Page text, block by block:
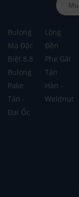
Bulong
Mạ Đặc
Biệt 8.8
Bulong
Pake
Tán -
Đai Ốc
Lông
Đền
Phe Gài
Tán
Hàn -
Weldnut